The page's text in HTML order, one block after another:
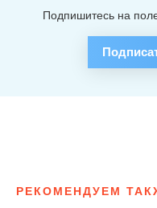
Подпишитесь на
РЕКОМЕНДУЕМ